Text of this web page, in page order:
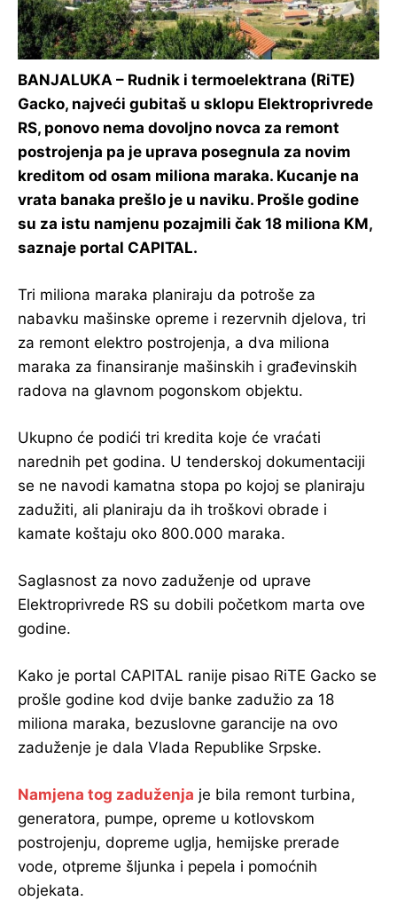
BANJALUKA – Rudnik i termoelektrana (RiTE)
Gacko, najveći gubitaš u sklopu Elektroprivrede
RS, ponovo nema dovoljno novca za remont
postrojenja pa je uprava posegnula za novim
kreditom od osam miliona maraka. Kucanje na
vrata banaka prešlo je u naviku. Prošle godine
su za istu namjenu pozajmili čak 18 miliona KM,
saznaje portal CAPITAL.
Tri miliona maraka planiraju da potroše za
nabavku mašinske opreme i rezervnih djelova, tri
za remont elektro postrojenja, a dva miliona
maraka za finansiranje mašinskih i građevinskih
radova na glavnom pogonskom objektu.
Ukupno će podići tri kredita koje će vraćati
narednih pet godina. U tenderskoj dokumentaciji
se ne navodi kamatna stopa po kojoj se planiraju
zadužiti, ali planiraju da ih troškovi obrade i
kamate koštaju oko 800.000 maraka.
Saglasnost za novo zaduženje od uprave
Elektroprivrede RS su dobili početkom marta ove
godine.
Kako je portal CAPITAL ranije pisao RiTE Gacko se
prošle godine kod dvije banke zadužio za 18
miliona maraka, bezuslovne garancije na ovo
zaduženje je dala Vlada Republike Srpske.
Namjena tog zaduženja je bila remont turbina,
generatora, pumpe, opreme u kotlovskom
postrojenju, dopreme uglja, hemijske prerade
vode, otpreme šljunka i pepela i pomoćnih
objekata.